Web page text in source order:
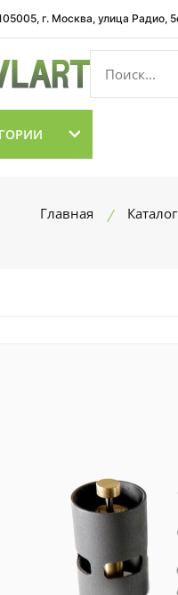
г. Москва, улица Радио,
Главная Каталог